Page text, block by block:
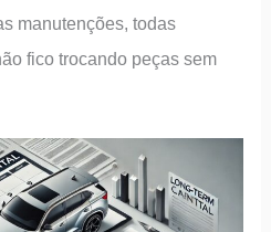
manutenções, todas
fico trocando peças sem